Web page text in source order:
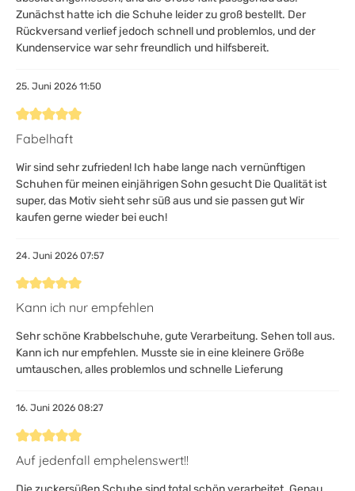
Zunächst hatte ich die Schuhe leider zu groß bestellt. Der
Rückversand verlief jedoch schnell und problemlos, und der
Kundenservice war sehr freundlich und hilfsbereit.
25. Juni 2026 11:50
Bewertung mit 5 von 5 Sternen
Fabelhaft
Wir sind sehr zufrieden! Ich habe lange nach vernünftigen
Schuhen für meinen einjährigen Sohn gesucht Die Qualität ist
super, das Motiv sieht sehr süß aus und sie passen gut Wir
kaufen gerne wieder bei euch!
24. Juni 2026 07:57
Bewertung mit 5 von 5 Sternen
Kann ich nur empfehlen
Sehr schöne Krabbelschuhe, gute Verarbeitung. Sehen toll aus.
Kann ich nur empfehlen. Musste sie in eine kleinere Größe
umtauschen, alles problemlos und schnelle Lieferung
16. Juni 2026 08:27
Bewertung mit 5 von 5 Sternen
Auf jedenfall emphelenswert!!